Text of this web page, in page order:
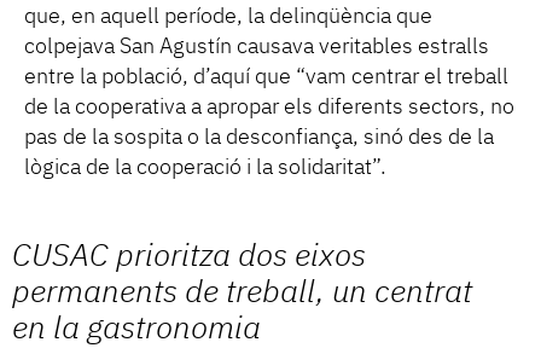
que, en aquell període, la delinqüència que
colpejava San Agustín causava veritables estralls
entre la població, d’aquí que “vam centrar el treball
de la cooperativa a apropar els diferents sectors, no
pas de la sospita o la desconfiança, sinó des de la
lògica de la cooperació i la solidaritat”.
CUSAC prioritza dos eixos
permanents de treball, un centrat
en la gastronomia